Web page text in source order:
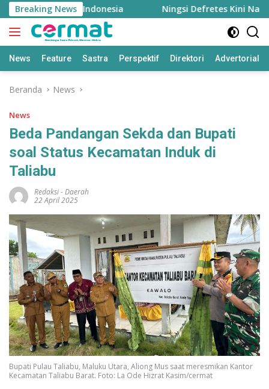
Langsung
ke
konten
Breaking News
Tertinggi di Indonesia Ningsi Defretes Kini
News Feature Sastra Perspektif Direktori Advertorial
Beranda News
News
Beda Pandangan Sekda dan Bupati
soal Status Kecamatan Induk di
Taliabu
Redaksi-Daerah
22 April 2025
Bupati Pulau Taliabu, Maluku Utara, Aliong Mus saat meresmikan Kantor
Kecamatan Taliabu Barat. Foto: La Ode Hizrat Kasim/cermat